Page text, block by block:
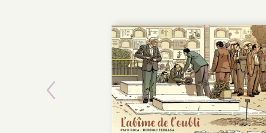
Previous